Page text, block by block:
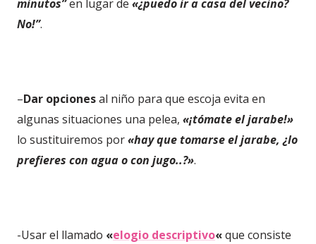
minutos”en lugar de «¿puedo ir a casa del vecino?
No!”.
–Dar opcionesal niño para que escoja evita en
algunas situaciones una pelea, «¡tómate el jarabe!»
lo sustituiremos por«hay que tomarse el jarabe, ¿lo
prefieres con agua o con jugo..?».
-Usar el llamado «elogio descriptivo«que consiste